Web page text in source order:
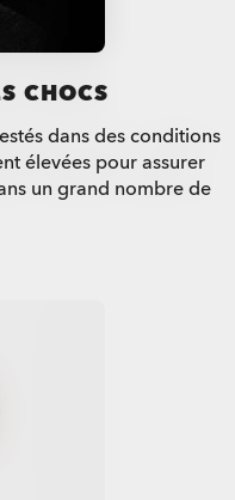
CHOCS
dans des conditions
élevées pour assurer
un grand nombre de